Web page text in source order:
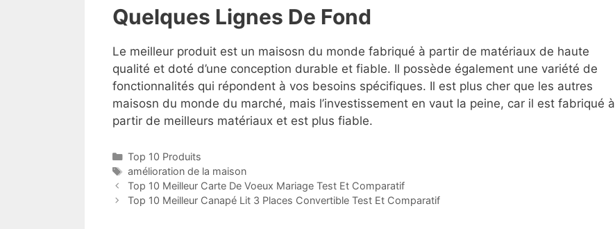
Quelques Lignes De Fond
Le meilleur produit est un maisosn du monde fabriqué à partir de matériaux de haute
qualité et doté d’une conception durable et fiable. Il possède également une variété de
fonctionnalités qui répondent à vos besoins spécifiques. Il est plus cher que les autres
maisosn du monde du marché, mais l’investissement en vaut la peine, car il est fabriqué à
partir de meilleurs matériaux et est plus fiable.
Top 10 Produits
amélioration de la maison
Top 10 Meilleur Carte De Voeux Mariage Test Et Comparatif
Top 10 Meilleur Canapé Lit 3 Places Convertible Test Et Comparatif